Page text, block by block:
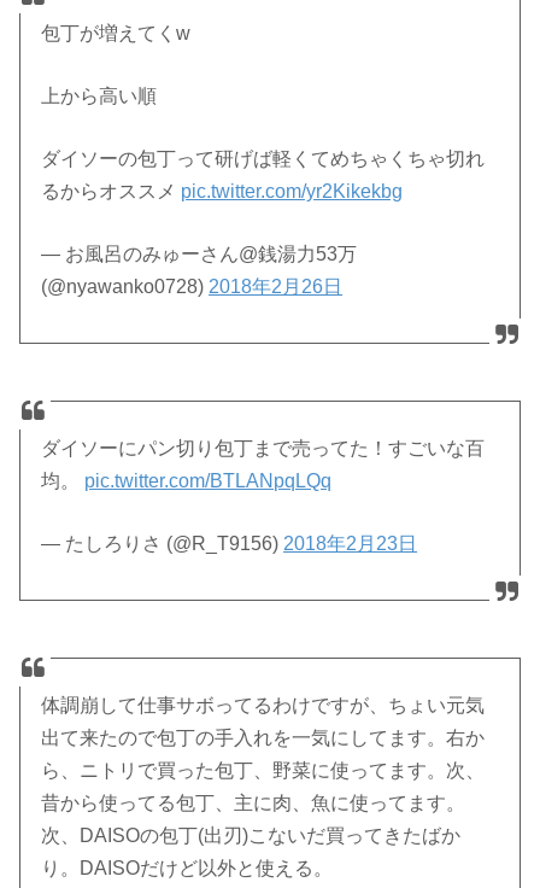
包丁が増えてくw
上から高い順
ダイソーの包丁って研げば軽くてめちゃくちゃ切れ
るからオススメ pic.twitter.com/yr2Kikekbg
— お風呂のみゅーさん@銭湯力53万
(@nyawanko0728) 2018年2月26日
ダイソーにパン切り包丁まで売ってた！すごいな百
均。 pic.twitter.com/BTLANpqLQq
— たしろりさ (@R_T9156) 2018年2月23日
体調崩して仕事サボってるわけですが、ちょい元気
出て来たので包丁の手入れを一気にしてます。右か
ら、ニトリで買った包丁、野菜に使ってます。次、
昔から使ってる包丁、主に肉、魚に使ってます。
次、DAISOの包丁(出刃)こないだ買ってきたばか
り。DAISOだけど以外と使える。